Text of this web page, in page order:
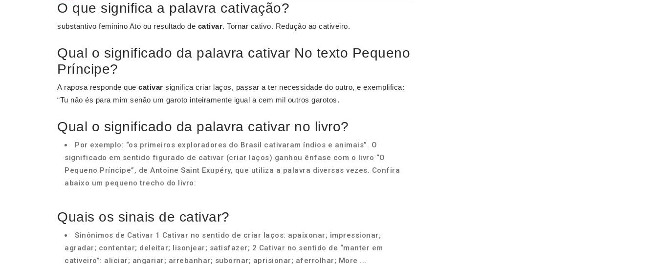
O que significa a palavra cativação?
substantivo feminino Ato ou resultado de cativar. Tornar cativo. Redução ao cativeiro.
Qual o significado da palavra cativar No texto Pequeno
Príncipe?
A raposa responde que cativar significa criar laços, passar a ter necessidade do outro, e exemplifica:
“Tu não és para mim senão um garoto inteiramente igual a cem mil outros garotos.
Qual o significado da palavra cativar no livro?
Por exemplo: “os primeiros exploradores do Brasil cativaram índios e animais”. O
significado em sentido figurado de cativar (criar laços) ganhou ênfase com o livro “O
Pequeno Príncipe”, de Antoine Saint Exupéry, que utiliza a palavra diversas vezes. Confira
abaixo um pequeno trecho do livro:
Quais os sinais de cativar?
Sinônimos de Cativar 1 Cativar no sentido de criar laços: apaixonar; impressionar;
agradar; contentar; deleitar; lisonjear; satisfazer; 2 Cativar no sentido de “manter em
cativeiro”: aliciar; angariar; arrebanhar; subornar; aprisionar; aferrolhar; More ...